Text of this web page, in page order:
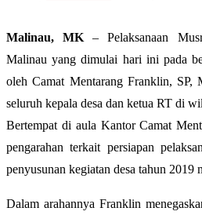
Malinau, MK – Pelaksanaan
Malinau yang dimulai hari ini pada
oleh Camat Mentarang Franklin, SP,
seluruh kepala desa dan ketua RT di
Bertempat di aula Kantor Camat
pengarahan terkait persiapan
penyusunan kegiatan desa tahun 2019
Dalam arahannya Franklin